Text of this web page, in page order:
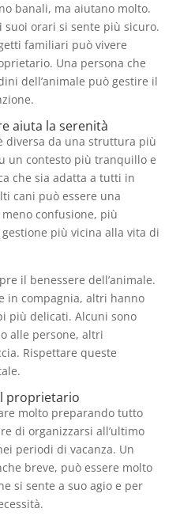
banali, ma aiutano molto.
suoi orari si sente più sicuro.
familiari può vivere
Una persona che
dell’animale può gestire il
aiuta la serenità
diversa da una struttura più
un contesto più tranquillo e
che sia adatta a tutti in
cani può essere una
confusione, più
più vicina alla vita di
il benessere dell’animale.
in compagnia, altri hanno
più delicati. Alcuni sono
alle persone, altri
Rispettare queste
proprietario
molto preparando tutto
di organizzarsi all’ultimo
periodi di vacanza. Un
breve, può essere molto
si sente a suo agio e per